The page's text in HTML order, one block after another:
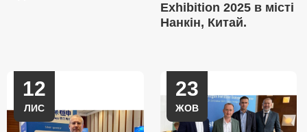
Exhibition 2025 в місті
Нанкін, Китай.
12
ЛИС
23
ЖОВ